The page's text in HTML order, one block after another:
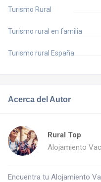
Turismo Rural
Turismo rural en familia
Turismo rural España
Acerca del Autor
Rural Top
Alojamiento
Encuentra tu Alojamiento